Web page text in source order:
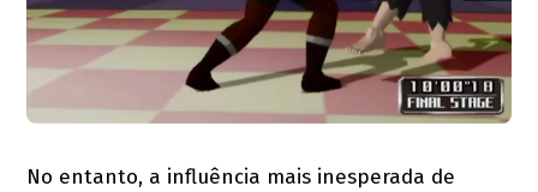
No entanto, a influência mais inesperada de